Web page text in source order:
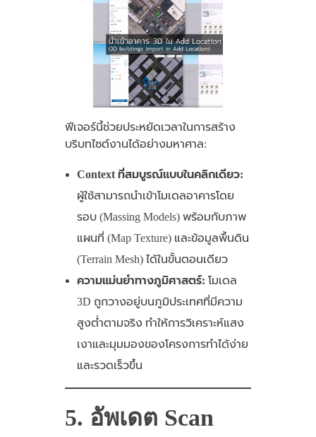
ฟีเจอร์นี้ช่วยประหยัดเวลาในการสร้าง
บริบทไซต์งานได้อย่างมหาศาล:
Context ที่สมบูรณ์แบบในคลิกเดียว:
ผู้ใช้สามารถนำเข้าโมเดลอาคารโดย
รอบ (Massing Models) พร้อมกับภาพ
แผนที่ (Map Texture) และข้อมูลพื้นดิน
(Terrain Mesh) ได้ในขั้นตอนเดียว
ความแม่นยำทางภูมิศาสตร์: โมเดล
3D ถูกวางอยู่บนภูมิประเทศที่มีความ
สูงต่ำตามจริง ทำให้การวิเคราะห์แสง
เงาและมุมมองของโครงการทำได้ง่าย
และรวดเร็วขึ้น
5. อัพเดต Scan